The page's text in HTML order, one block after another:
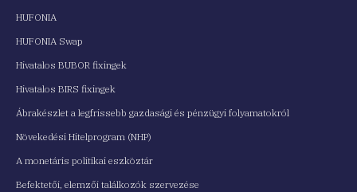
HUFONIA
HUFONIA Swap
Hivatalos BUBOR fixingek
Hivatalos BIRS fixingek
Ábrakészlet a legfrissebb gazdasági és pénzügyi folyamatokról
Növekedési Hitelprogram (NHP)
A monetáris politikai eszköztár
Befektetői, elemzői találkozók szervezése